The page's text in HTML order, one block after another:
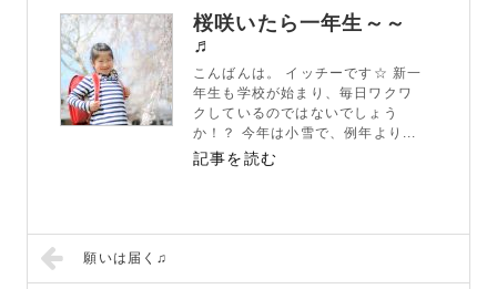
桜咲いたら一年生～～
♬
こんばんは。 イッチーです☆ 新一
年生も学校が始まり、毎日ワクワ
クしているのではないでしょう
か！？ 今年は小雪で、例年より...
記事を読む
願いは届く♫